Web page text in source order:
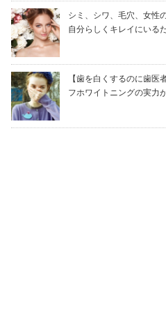
シミ、シワ、毛穴、女性
自分らしくキレイにいる
【歯を白くするのに歯
フホワイトニングの実力